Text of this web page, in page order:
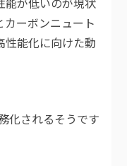
能が低いのが現状
カーボンニュート
性能化に向けた動
化されるそうです